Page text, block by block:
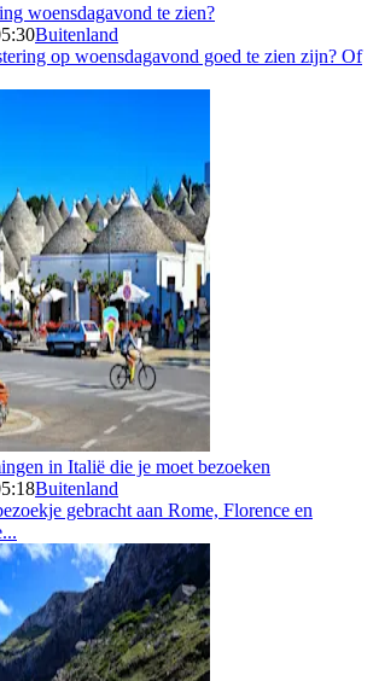
woensdagavond te zien?
Buitenland
op woensdagavond goed te zien zijn? Of
in Italië die je moet bezoeken
Buitenland
gebracht aan Rome, Florence en